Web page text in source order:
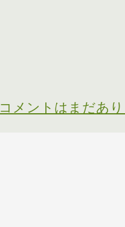
コメントはまだあ